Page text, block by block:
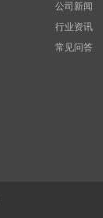
公司新闻
行业资讯
常见问答